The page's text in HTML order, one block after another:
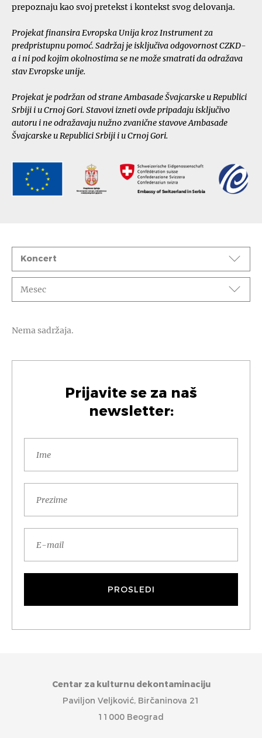
prepoznaju kao svoj pretekst i kontekst svog delovanja.
Projekat finansira Evropska Unija kroz Instrument za
predpristupnu pomoć. Sadržaj je isključiva odgovornost CZKD-
a i ni pod kojim okolnostima se ne može smatrati da odražava
stav Evropske unije.
Projekat je podržan od strane Ambasade Švajcarske u Republici
Srbiji i u Crnoj Gori. Stavovi izneti ovde pripadaju isključivo
autoru i ne odražavaju nužno zvanične stavove Ambasade
Švajcarske u Republici Srbiji i u Crnoj Gori.
Događaji
Koncert
Mesec
Nema sadržaja.
Prijavite se za naš
newsletter:
Centar za kulturnu dekontaminaciju
Paviljon Veljković, Birčaninova 21
11000 Beograd